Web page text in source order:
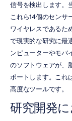
信号を検出します。
これら14個のセンサ
ワイヤレスであるた
で現実的な研究に最
ンピューターやモバ
のソフトウェアが、
ポートします。これ
高度なツールです。
研究開発